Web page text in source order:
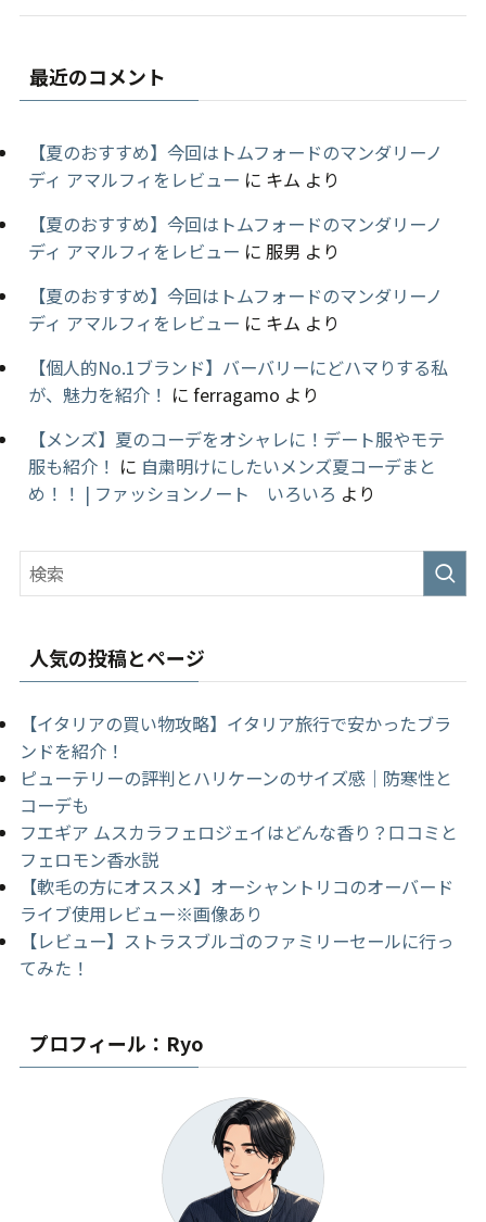
最近のコメント
【夏のおすすめ】今回はトムフォードのマンダリーノ
ディ アマルフィをレビュー に キム より
【夏のおすすめ】今回はトムフォードのマンダリーノ
ディ アマルフィをレビュー に 服男 より
【夏のおすすめ】今回はトムフォードのマンダリーノ
ディ アマルフィをレビュー に キム より
【個人的No.1ブランド】バーバリーにどハマりする私
が、魅力を紹介！ に ferragamo より
【メンズ】夏のコーデをオシャレに！デート服やモテ
服も紹介！ に 自粛明けにしたいメンズ夏コーデまと
め！！ | ファッションノート いろいろ より
人気の投稿とページ
【イタリアの買い物攻略】イタリア旅行で安かったブラ
ンドを紹介！
ピューテリーの評判とハリケーンのサイズ感｜防寒性と
コーデも
フエギア ムスカラフェロジェイはどんな香り？口コミと
フェロモン香水説
【軟毛の方にオススメ】オーシャントリコのオーバード
ライブ使用レビュー※画像あり
【レビュー】ストラスブルゴのファミリーセールに行っ
てみた！
プロフィール：Ryo